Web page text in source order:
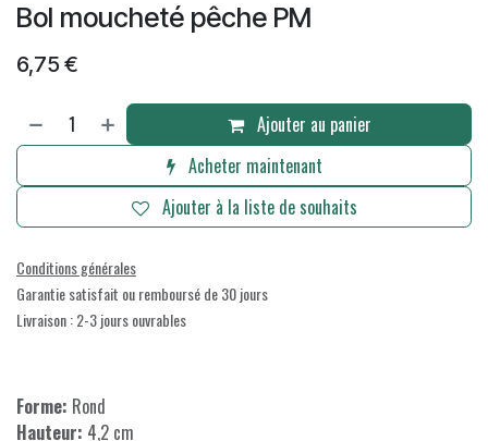
Bol moucheté pêche PM
6,75 €
Ajouter au panier
Acheter maintenant
Ajouter à la liste de souhaits
Conditions générales
Garantie satisfait ou remboursé de 30 jours
Livraison : 2-3 jours ouvrables
Forme: Rond
Hauteur: 4,2 cm